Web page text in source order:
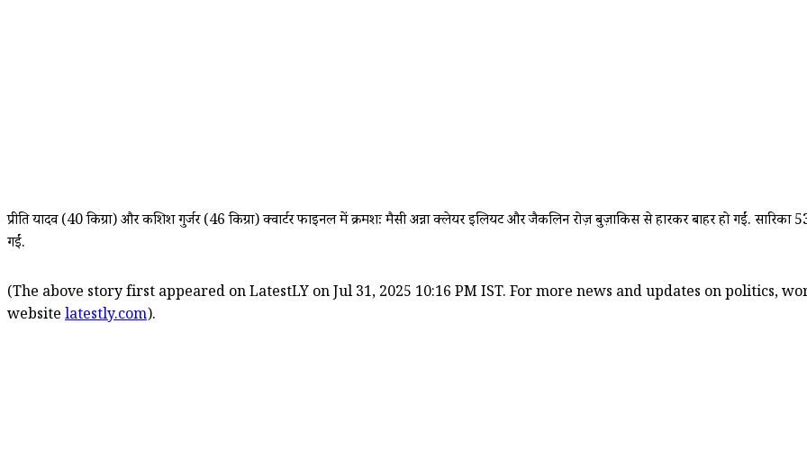
प्रीति यादव (40 किग्रा) और कशिश गुर्जर (46 किग्रा) क्वार्टर फाइनल में क्रमशः मैसी अन्ना क्लेयर इलियट और जैकलिन रोज़ बुज़ाकिस से हारकर बाहर हो गईं. सारिका
गईं.
(The above story first appeared on LatestLY on Jul 31, 2025 10:16 PM IST. For more news and updates on politics,
website latestly.com).